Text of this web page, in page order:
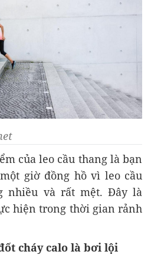
của leo cầu thang là bạn
giờ đồng hồ vì leo cầu
nhiều và rất mệt. Đây là
hiện trong thời gian rảnh
cháy calo là bơi lội